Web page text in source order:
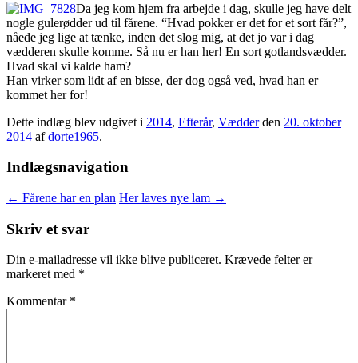
Da jeg kom hjem fra arbejde i dag, skulle jeg have delt
nogle gulerødder ud til fårene. “Hvad pokker er det for et sort får?”,
nåede jeg lige at tænke, inden det slog mig, at det jo var i dag
vædderen skulle komme. Så nu er han her! En sort gotlandsvædder.
Hvad skal vi kalde ham?
Han virker som lidt af en bisse, der dog også ved, hvad han er
kommet her for!
Dette indlæg blev udgivet i 2014, Efterår, Vædderden 20. oktober
2014 afdorte1965.
Indlægsnavigation
← Fårene har en plan Her laves nye lam →
Skriv et svar
Din e-mailadresse vil ikke blive publiceret. Krævede felter er
markeret med *
Kommentar *